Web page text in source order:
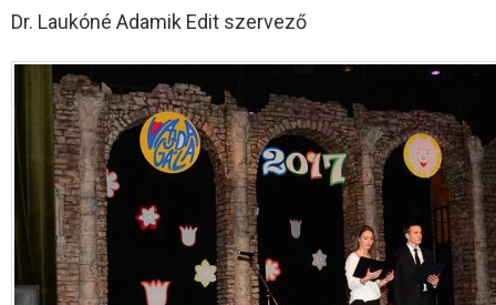
Dr. Laukóné Adamik Edit szervező